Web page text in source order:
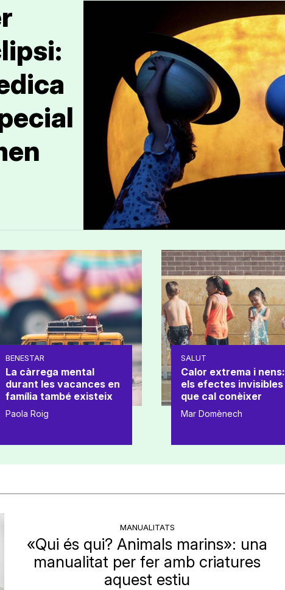
BENESTAR
La càrrega mental
durant les vacances en
família també existeix
Paola Roig
SALUT
Calor extrema i nens:
els efectes invisibles
que cal conèixer
Mar Domènech
MANUALITATS
«Qui és qui? Animals marins»: una
manualitat per fer amb criatures
aquest estiu